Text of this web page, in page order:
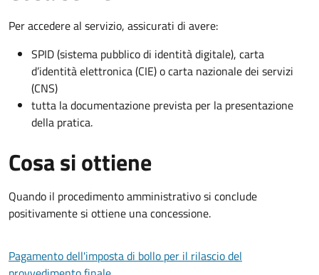
Per accedere al servizio, assicurati di avere:
SPID (sistema pubblico di identità digitale), carta
d’identità elettronica (CIE) o carta nazionale dei servizi
(CNS)
tutta la documentazione prevista per la presentazione
della pratica.
Cosa si ottiene
Quando il procedimento amministrativo si conclude
positivamente si ottiene una concessione.
Pagamento dell'imposta di bollo per il rilascio del